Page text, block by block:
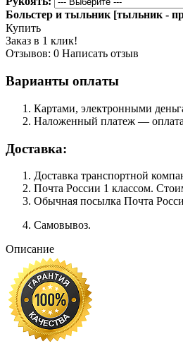
Больстер и тыльник [тыльник -
Купить
Заказ в 1 клик!
Отзывов: 0 Написать отзыв
Варианты оплаты
Картами, электронными
Наложенный платеж —
Доставка:
Доставка транспортной
Почта России 1 классом.
Обычная посылка Почта
Самовывоз.
Описание